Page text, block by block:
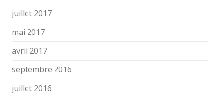
juillet 2017
mai 2017
avril 2017
septembre 2016
juillet 2016